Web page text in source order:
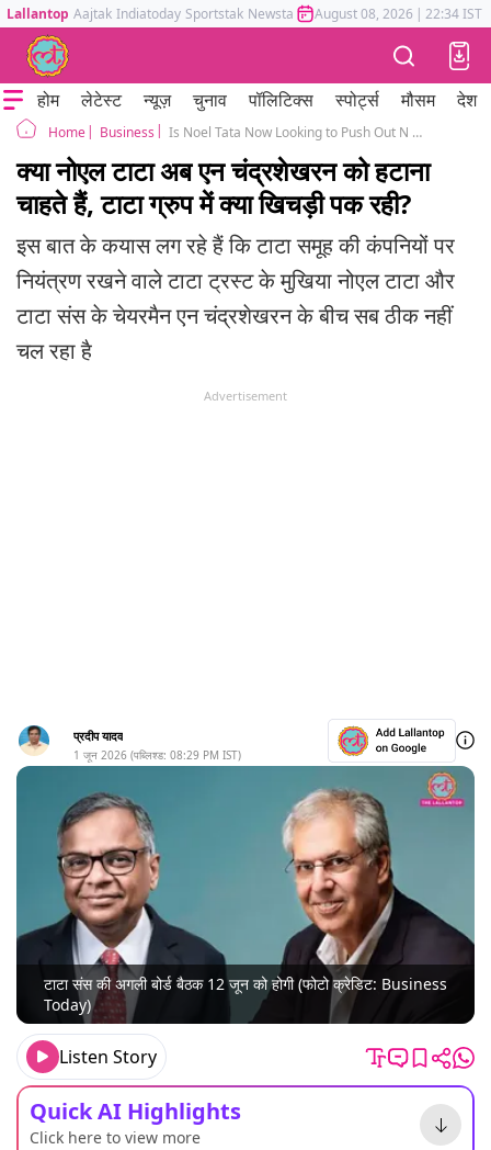
Lallantop Aajtak Indiatoday Sportstak Newstak Mumbai Tak Astrotak
August 08, 2026 | 22:34 IST
होम लेटेस्ट न्यूज़ चुनाव पॉलिटिक्स स्पोर्ट्स मौसम देश
Home Business Is Noel Tata Now Looking to Push Out N Chandrasekaran? What’s Brewing Inside the Tata Group?
क्या नोएल टाटा अब एन चंद्रशेखरन को हटाना
चाहते हैं, टाटा ग्रुप में क्या खिचड़ी पक रही?
इस बात के कयास लग रहे हैं कि टाटा समूह की कंपनियों पर
नियंत्रण रखने वाले टाटा ट्रस्ट के मुखिया नोएल टाटा और
टाटा संस के चेयरमैन एन चंद्रशेखरन के बीच सब ठीक नहीं
चल रहा है
Advertisement
प्रदीप यादव
1 जून 2026 (पब्लिश्ड: 08:29 PM IST)
टाटा संस की अगली बोर्ड बैठक 12 जून को होगी (फोटो क्रेडिट: Business
Today)
Listen Story
Quick AI Highlights
Click here to view more